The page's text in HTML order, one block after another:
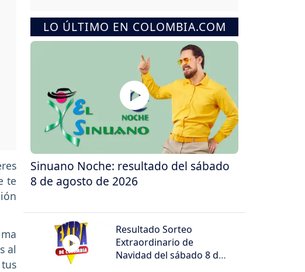
te
al
LO ÚLTIMO EN COLOMBIA.COM
Sinuano Noche: resultado del sábado
8 de agosto de 2026
Resultado Sorteo
Extraordinario de
Navidad del sábado 8 de